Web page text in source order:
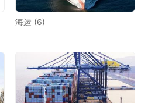
海运 (6)